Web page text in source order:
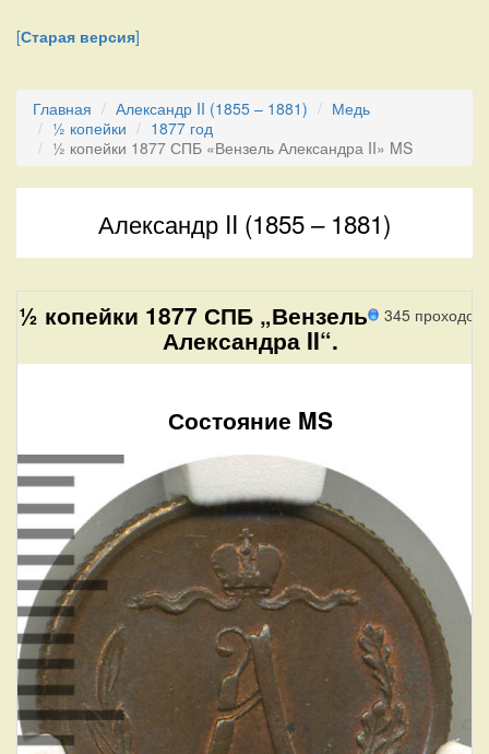
[Старая версия]
Главная Александр II (1855 – 1881)
Медь
½ копейки
1877 год
½ копейки 1877 СПБ «Вензель Александра II» MS
Александр II (1855 – 1881)
345 проходов
½ копейки 1877 СПБ „Вензель
Александра II“.
Состояние MS